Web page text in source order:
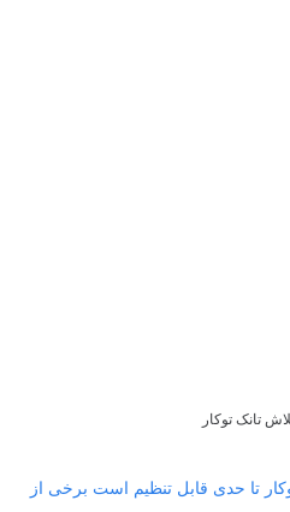
تانک توکار
تا حدی قابل تنظیم است برخی از